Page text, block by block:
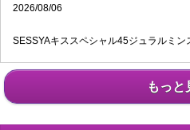
2026/08/06
SESSYAキススペシャル45ジュラルミ
もっと